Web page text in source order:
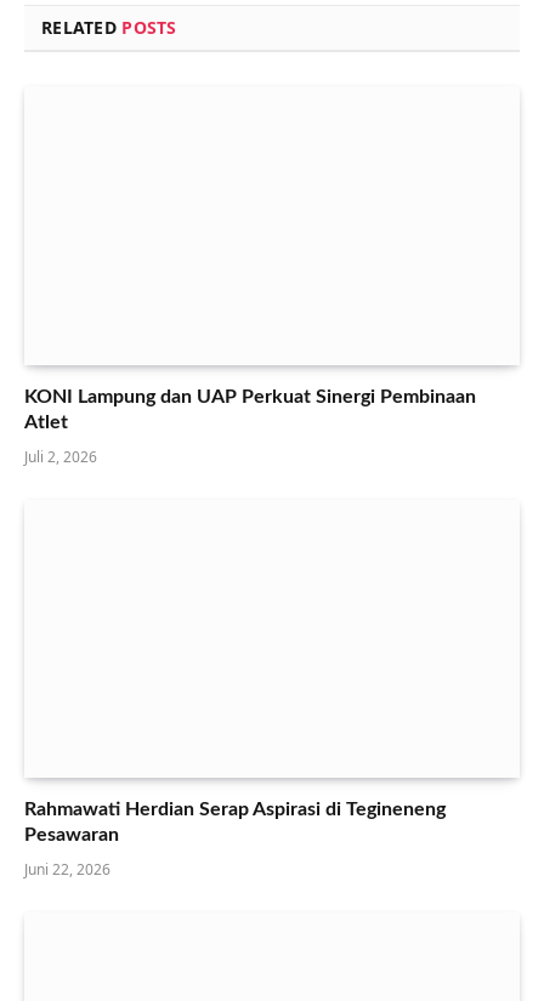
RELATED POSTS
KONI Lampung dan UAP Perkuat Sinergi Pembinaan
Atlet
Juli 2, 2026
Rahmawati Herdian Serap Aspirasi di Tegineneng
Pesawaran
Juni 22, 2026